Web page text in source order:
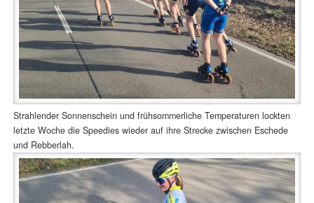
Strahlender Sonnenschein und frühsommerliche Temperaturen lockten
letzte Woche die Speedies wieder auf ihre Strecke zwischen Eschede
und Rebberlah.